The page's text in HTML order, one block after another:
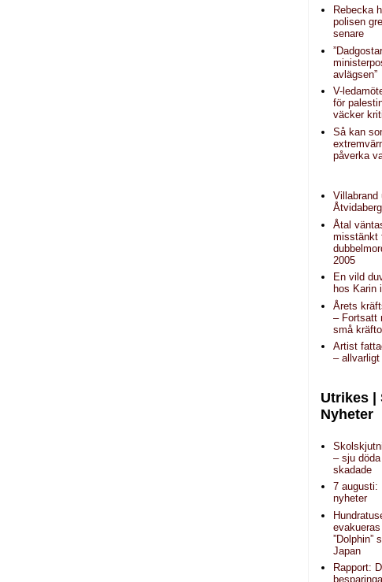
Rebecka
polisen
senare
avlägsen”
V-
för
väcker
Så kan
påverka
Villabrand
Åtvidaberg
Åtal
misstänkt
2005
En vild
hos Karin
Årets
– Fortsatt
små
Artist
–
Utrikes |
Nyheter
– sju
skadade
7 augusti:
nyheter
”Dolphin”
Japan
Rapport: